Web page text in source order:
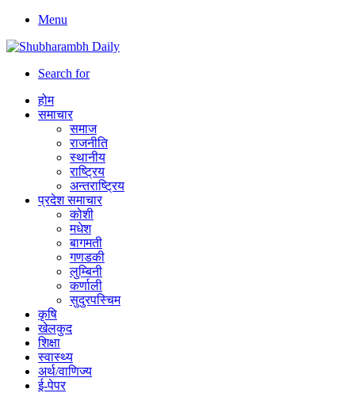
Menu
Search for
होम
समाचार
समाज
राजनीति
स्थानीय
राष्ट्रिय
अन्तराष्ट्रिय
प्रदेश समाचार
कोशी
मधेश
बागमती
गणडकी
लुम्बिनी
कर्णाली
सुदुरपस्चिम
कृषि
खेलकुद
शिक्षा
स्वास्थ्य
अर्थ/वाणिज्य
ई-पेपर